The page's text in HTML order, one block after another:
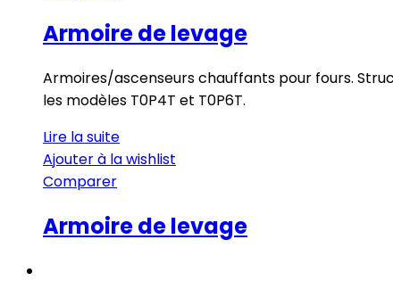
Armoire de levage
Armoires/ascenseurs chauffants pour fours.
les modèles T0P4T et T0P6T.
Lire la suite
Ajouter à la wishlist
Comparer
Armoire de levage